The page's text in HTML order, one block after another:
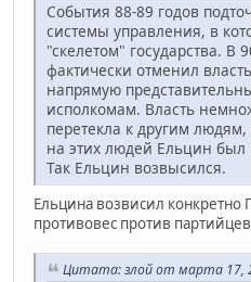
События 88-89 годов
системы управления, в
"скелетом" государства. В
фактически отменил
напрямую
исполкомам. Власть
перетекла к другим
на этих людей Ельцин был
Так Ельцин возвысился.
Ельцина возвисил конкретно
противовес против
Цитата: злой от марта 17,